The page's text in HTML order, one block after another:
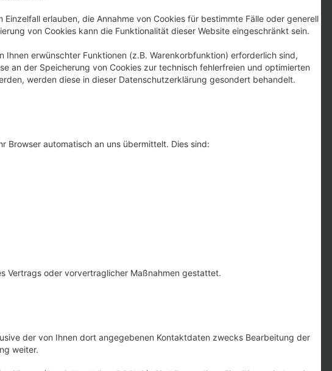
erlauben, die Annahme von Cookies für bestimmte Fälle oder generell
von Cookies kann die Funktionalität dieser Website eingeschränkt sein.
erwünschter Funktionen (z.B. Warenkorbfunktion) erforderlich sind,
an der Speicherung von Cookies zur technisch fehlerfreien und optimierten
werden diese in dieser Datenschutzerklärung gesondert behandelt.
Browser automatisch an uns übermittelt. Dies sind:
Vertrags oder vorvertraglicher Maßnahmen gestattet.
der von Ihnen dort angegebenen Kontaktdaten zwecks Bearbeitung der
weiter.